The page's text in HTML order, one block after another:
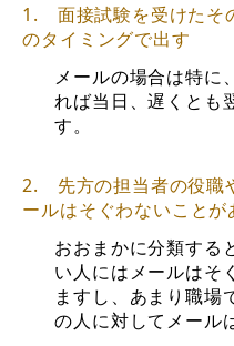
1. 面接試験を受けたそ
のタイミングで出す
メールの場合は特に
れば当日、遅くとも
す。
2. 先方の担当者の役職
ールはそぐわないことが
おおまかに分類する
い人にはメールはそ
ますし、あまり職場
の人に対してメール